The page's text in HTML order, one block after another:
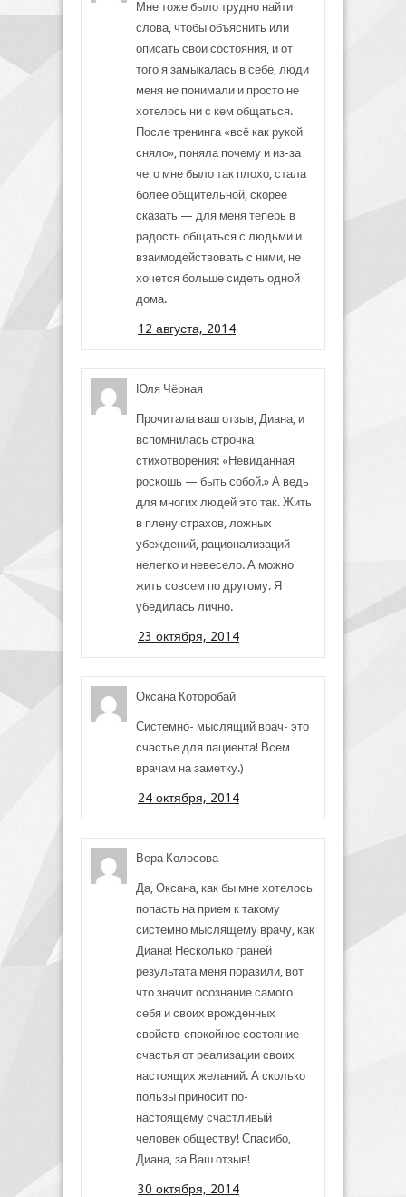
Мне тоже было трудно найти
слова, чтобы объяснить или
описать свои состояния, и от
того я замыкалась в себе, люди
меня не понимали и просто не
хотелось ни с кем общаться.
После тренинга «всё как рукой
сняло», поняла почему и из-за
чего мне было так плохо, стала
более общительной, скорее
сказать — для меня теперь в
радость общаться с людьми и
взаимодействовать с ними, не
хочется больше сидеть одной
дома.
12 августа, 2014
Юля Чёрная
Прочитала ваш отзыв, Диана, и
вспомнилась строчка
стихотворения: «Невиданная
роскошь — быть собой.» А ведь
для многих людей это так. Жить
в плену страхов, ложных
убеждений, рационализаций —
нелегко и невесело. А можно
жить совсем по другому. Я
убедилась лично.
23 октября, 2014
Оксана Которобай
Системно- мыслящий врач- это
счастье для пациента! Всем
врачам на заметку.)
24 октября, 2014
Вера Колосова
Да, Оксана, как бы мне хотелось
попасть на прием к такому
системно мыслящему врачу, как
Диана! Несколько граней
результата меня поразили, вот
что значит осознание самого
себя и своих врожденных
свойств-спокойное состояние
счастья от реализации своих
настоящих желаний. А сколько
пользы приносит по-
настоящему счастливый
человек обществу! Спасибо,
Диана, за Ваш отзыв!
30 октября, 2014